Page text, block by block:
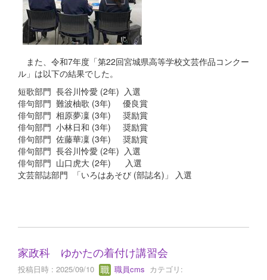
また、令和7年度「第22回宮城県高等学校文芸作品コンクー
ル」は以下の結果でした。
短歌部門 長谷川怜愛 (2年) 入選
俳句部門 難波柚歌 (3年) 優良賞
俳句部門 相原夢凜 (3年) 奨励賞
俳句部門 小林日和 (3年) 奨励賞
俳句部門 佐藤華凜 (3年) 奨励賞
俳句部門 長谷川怜愛 (2年) 入選
俳句部門 山口虎大 (2年) 入選
文芸部誌部門 「いろはあそび (部誌名)」 入選
家政科 ゆかたの着付け講習会
投稿日時 : 2025/09/10 職員cms カテゴリ: